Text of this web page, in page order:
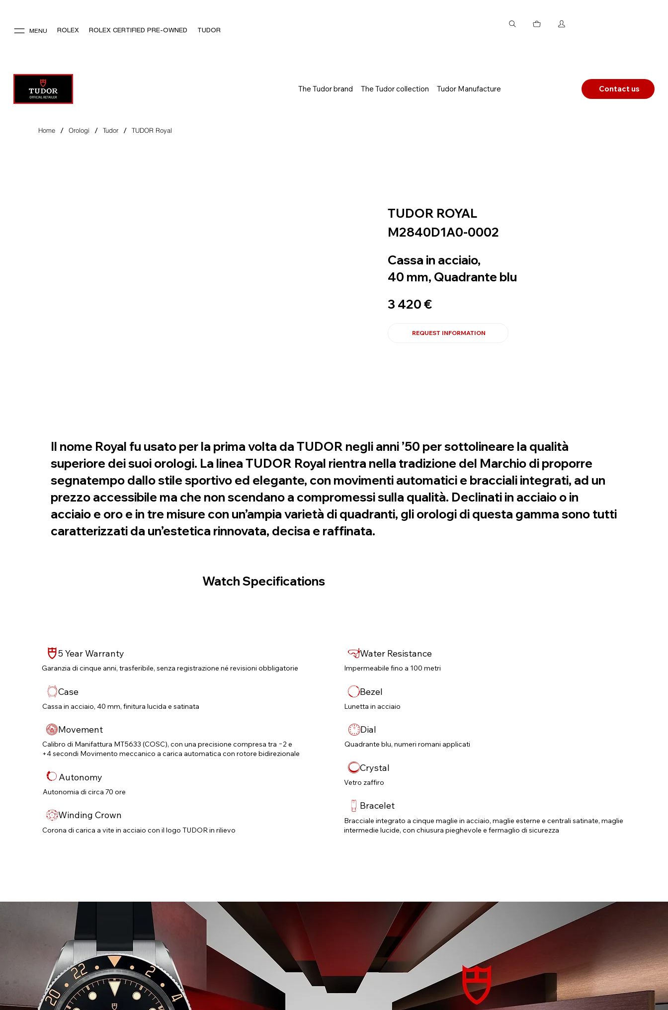
MENU ROLEX ROLEX CERTIFIED PRE-OWNED TUDOR
The Tudor brand The Tudor collection Tudor Manufacture Contact us
Home / Orologi / Tudor / TUDOR Royal
TUDOR ROYAL
M2840D1A0-0002
Cassa in acciaio,
40 mm, Quadrante blu
3 420 €
REQUEST INFORMATION
Il nome Royal fu usato per la prima volta da TUDOR negli anni ’50 per sottolineare la qualità
superiore dei suoi orologi. La linea TUDOR Royal rientra nella tradizione del Marchio di proporre
segnatempo dallo stile sportivo ed elegante, con movimenti automatici e bracciali integrati, ad un
prezzo accessibile ma che non scendano a compromessi sulla qualità. Declinati in acciaio o in
acciaio e oro e in tre misure con un’ampia varietà di quadranti, gli orologi di questa gamma sono tutti
caratterizzati da un’estetica rinnovata, decisa e raffinata.
Watch Specifications
5 Year Warranty
Garanzia di cinque anni, trasferibile, senza registrazione né revisioni obbligatorie​
Case
Cassa in acciaio, 40 mm, finitura lucida e satinata
Movement
Calibro di Manifattura MT5633 (COSC), con una precisione compresa tra −2 e
+4 secondi Movimento meccanico a carica automatica con rotore bidirezionale
Autonomy
Autonomia di circa 70 ore
Winding Crown
Corona di carica a vite in acciaio con il logo TUDOR in rilievo
Water Resistance
Impermeabile fino a 100 metri
Bezel
Lunetta in acciaio
Dial
Quadrante blu, numeri romani applicati
Crystal
Vetro zaffiro
Bracelet
Bracciale integrato a cinque maglie in acciaio, maglie esterne e centrali satinate, maglie
intermedie lucide, con chiusura pieghevole e fermaglio di sicurezza